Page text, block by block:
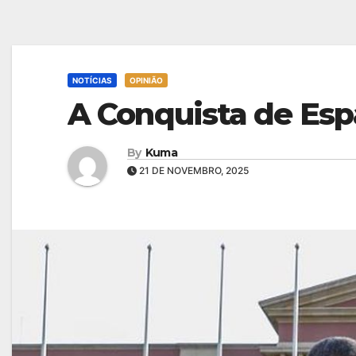
NOTÍCIAS OPINIÃO
A Conquista de
By Kuma
21 DE NOVEMBRO, 2025